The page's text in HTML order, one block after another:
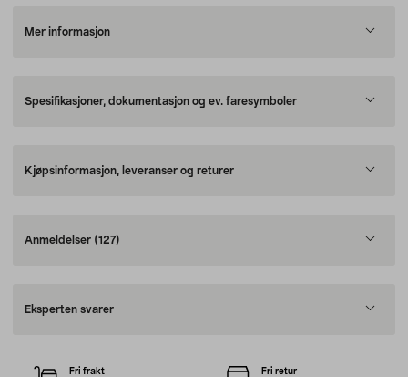
Mer informasjon
Spesifikasjoner, dokumentasjon og ev. faresymboler
Kjøpsinformasjon, leveranser og returer
Anmeldelser (127)
Eksperten svarer
Fri frakt Fri retur